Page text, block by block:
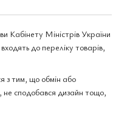
Кабінету Міністрів України
до переліку товарів,
з тим, що обмін або
не сподобався дизайн тощо,